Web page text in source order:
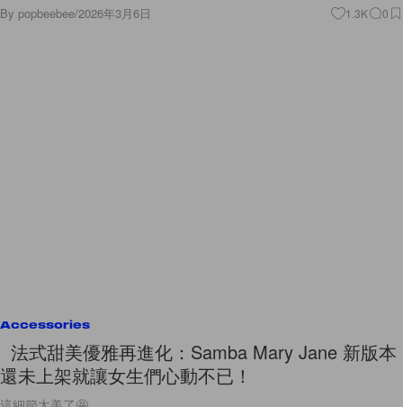
By popbeebee/2026年3月6日 1.3K 0
Accessories
法式甜美優雅再進化：Samba Mary Jane 新版本
還未上架就讓女生們心動不已！